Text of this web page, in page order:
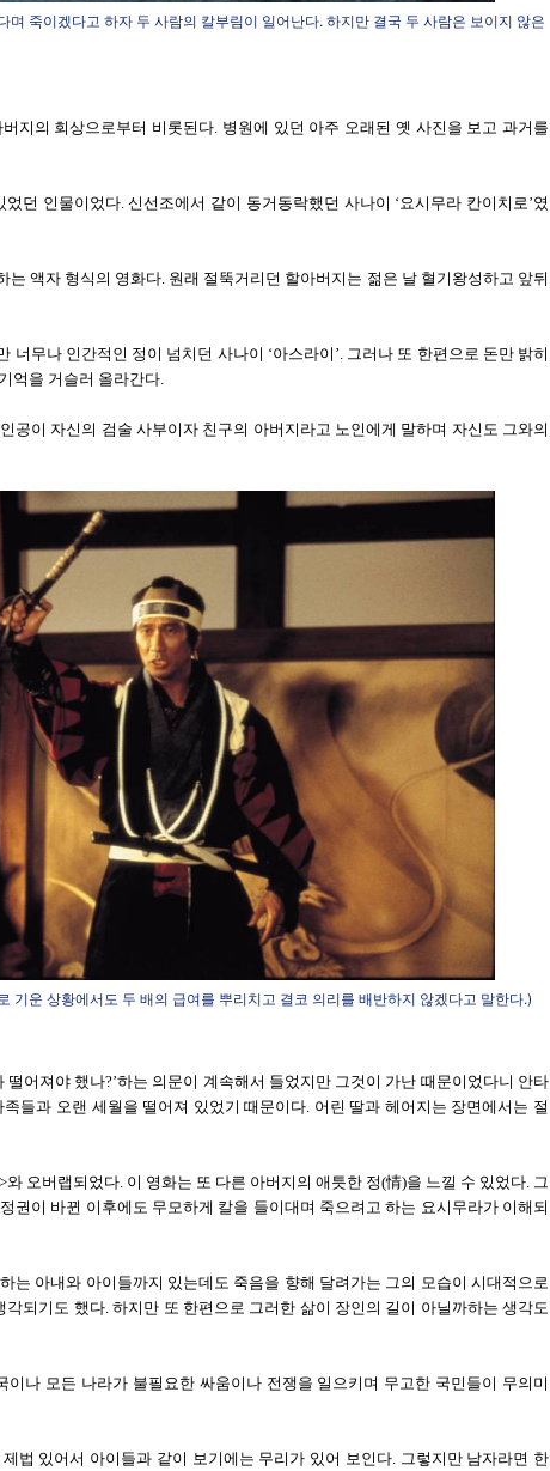
며 죽이겠다고 하자 두 사람의 칼부림이 일어난다. 하지만 결국 두 사람은 보이지 않은
지의 회상으로부터 비롯된다. 병원에 있던 아주 오래된 옛 사진을 보고 과거를
던 인물이었다. 신선조에서 같이 동거동락했던 사나이 ‘요시무라 칸이치로’였
는 액자 형식의 영화다. 원래 절뚝거리던 할아버지는 젊은 날 혈기왕성하고 앞뒤
너무나 인간적인 정이 넘치던 사나이 ‘아스라이’. 그러나 또 한편으로 돈만 밝히
억을 거슬러 올라간다.
공이 자신의 검술 사부이자 친구의 아버지라고 노인에게 말하며 자신도 그와의
기운 상황에서도 두 배의 급여를 뿌리치고 결코 의리를 배반하지 않겠다고 말한다.)
떨어져야 했나?’하는 의문이 계속해서 들었지만 그것이 가난 때문이었다니 안타
들과 오랜 세월을 떨어져 있었기 때문이다. 어린 딸과 헤어지는 장면에서는 절
오버랩되었다. 이 영화는 또 다른 아버지의 애틋한 정(情)을 느낄 수 있었다. 그
권이 바뀐 이후에도 무모하게 칼을 들이대며 죽으려고 하는 요시무라가 이해되
는 아내와 아이들까지 있는데도 죽음을 향해 달려가는 그의 모습이 시대적으로
되기도 했다. 하지만 또 한편으로 그러한 삶이 장인의 길이 아닐까하는 생각도
나 모든 나라가 불필요한 싸움이나 전쟁을 일으키며 무고한 국민들이 무의미
법 있어서 아이들과 같이 보기에는 무리가 있어 보인다. 그렇지만 남자라면 한